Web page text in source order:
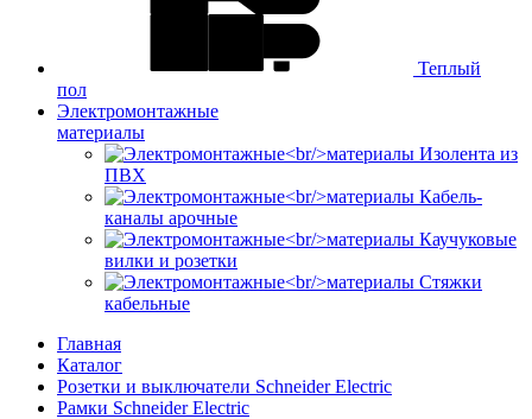
Теплый
пол
Электромонтажные
материалы
Изолента из
ПВХ
Кабель-
каналы арочные
Каучуковые
вилки и розетки
Стяжки
кабельные
Главная
Каталог
Розетки и выключатели Schneider Electric
Рамки Schneider Electric